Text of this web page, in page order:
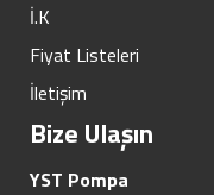
İ.K
Fiyat Listeleri
İletişim
Bize Ulaşın
YST Pompa